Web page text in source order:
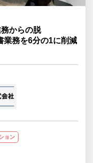
からの脱
の1に削減
ョン